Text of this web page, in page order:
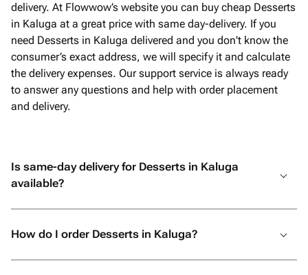
delivery. At Flowwow’s website you can buy cheap Desserts
in Kaluga at a great price with same day-delivery. If you
need Desserts in Kaluga delivered and you don't know the
consumer’s exact address, we will specify it and calculate
the delivery expenses. Our support service is always ready
to answer any questions and help with order placement
and delivery.
Is same-day delivery for Desserts in Kaluga
available?
How do I order Desserts in Kaluga?